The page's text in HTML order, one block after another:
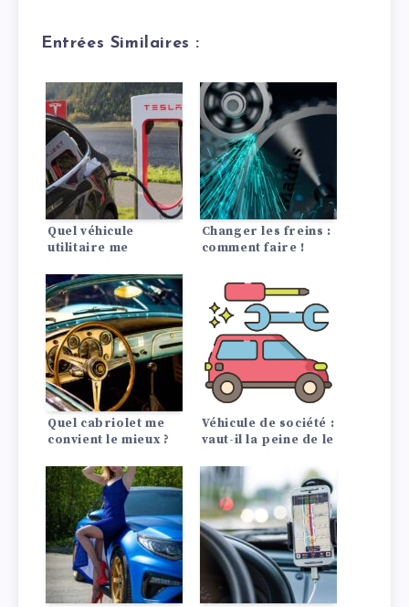
Entrées Similaires :
Quel véhicule
utilitaire me
Changer les freins :
comment faire !
Quel cabriolet me
convient le mieux ?
Véhicule de société :
vaut-il la peine de le
l’acheter ?